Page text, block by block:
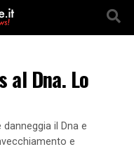
al Dna. Lo
danneggia il Dna e
e